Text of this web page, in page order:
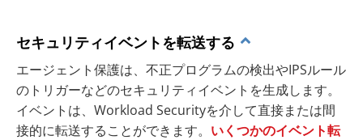
セキュリティイベントを転送する
エージェント保護は、不正プログラムの検出やIPSルール
のトリガーなどのセキュリティイベントを生成します。
イベントは、Workload Securityを介して直接または間
接的に転送することができます。 いくつかのイベント転